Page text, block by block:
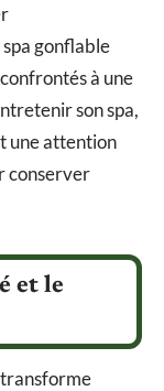
gonflable
à une
son spa,
une attention
conserver
et le
transforme